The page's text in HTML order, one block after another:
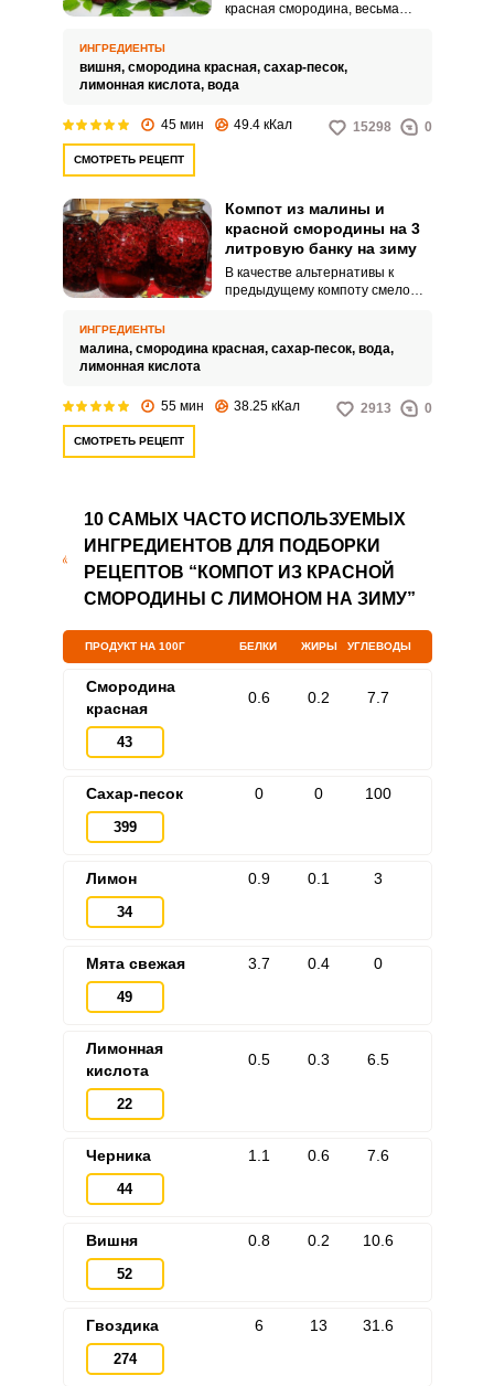
красная смородина, весьма
напротив, весьма
сбалансированным. Эти две
друг с другом не только по
вкусовым качествам, но и по
ИНГРЕДИЕНТЫ
вишня, смородина красная, сахар-песок,
лимонная кислота, вода
45 мин 49.4 кКал 15298 0
СМОТРЕТЬ РЕЦЕПТ
Компот из малины и
красной смородины на 3
литровую банку на зиму
В качестве альтернативы к
предыдущему компоту смело
более нейтральным вкусом, что
ИНГРЕДИЕНТЫ
малина, смородина красная, сахар-песок, вода,
лимонная кислота
55 мин 38.25 кКал 2913 0
СМОТРЕТЬ РЕЦЕПТ
10 САМЫХ ЧАСТО ИСПОЛЬЗУЕМЫХ
ИНГРЕДИЕНТОВ ДЛЯ ПОДБОРКИ
РЕЦЕПТОВ “КОМПОТ ИЗ КРАСНОЙ
СМОРОДИНЫ С ЛИМОНОМ НА ЗИМУ”
ПРОДУКТ НА 100Г БЕЛКИ ЖИРЫ УГЛЕВОДЫ
Смородина
красная
43
0.6 0.2 7.7
Сахар-песок
399
0 0 100
Лимон
34
0.9 0.1 3
Мята свежая
49
3.7 0.4 0
Лимонная
кислота
22
0.5 0.3 6.5
Черника
44
1.1 0.6 7.6
Вишня
52
0.8 0.2 10.6
Гвоздика
274
6 13 31.6